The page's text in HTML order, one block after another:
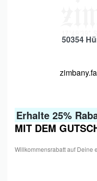
50354
Erhalte 25%
MIT DEM
Willkommensrabatt auf Deine